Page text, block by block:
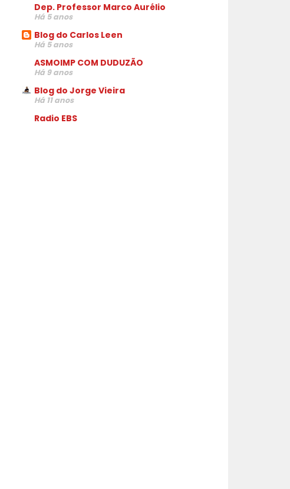
Dep. Professor Marco Aurélio
Há 5 anos
Blog do Carlos Leen
Há 5 anos
ASMOIMP COM DUDUZÃO
Há 9 anos
Blog do Jorge Vieira
Há 11 anos
Radio EBS